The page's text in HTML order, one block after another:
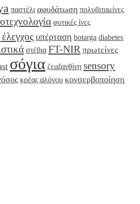
παστέλι αφυδάτωση πολυβιταμίνες
φυτικές ίνες
υπέρταση botarga diabetes
στέβια FT-NIR πρωτείνες
σόγια ζεαξανθίνη sensory
κρέας αλόγου κονσερβοποίηση